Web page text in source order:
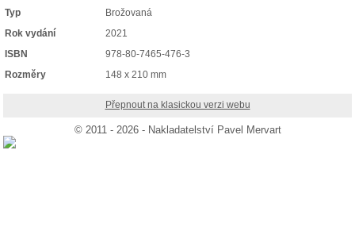
Typ
Brožovaná
Rok vydání
2021
ISBN
978-80-7465-476-3
Rozměry
148 x 210 mm
Přepnout na klasickou verzi webu
© 2011 - 2026 - Nakladatelství Pavel Mervart